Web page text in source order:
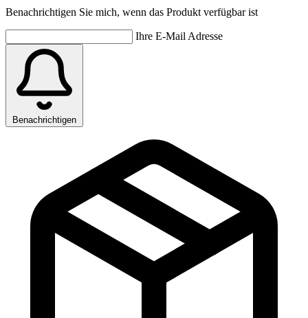
Benachrichtigen Sie mich, wenn das Produkt verfügbar ist
Ihre E-Mail Adresse
Benachrichtigen